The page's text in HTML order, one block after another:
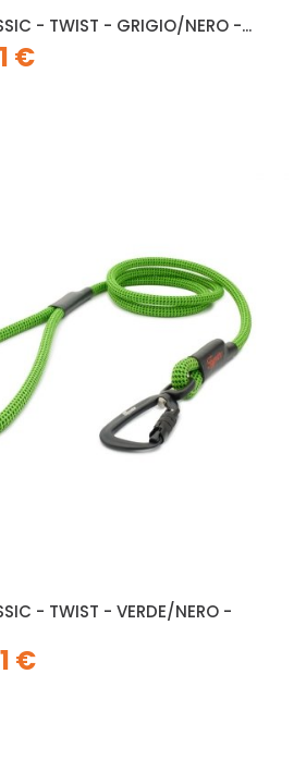
- TWIST - GRIGIO/NERO -...
€
- TWIST - VERDE/NERO -
€